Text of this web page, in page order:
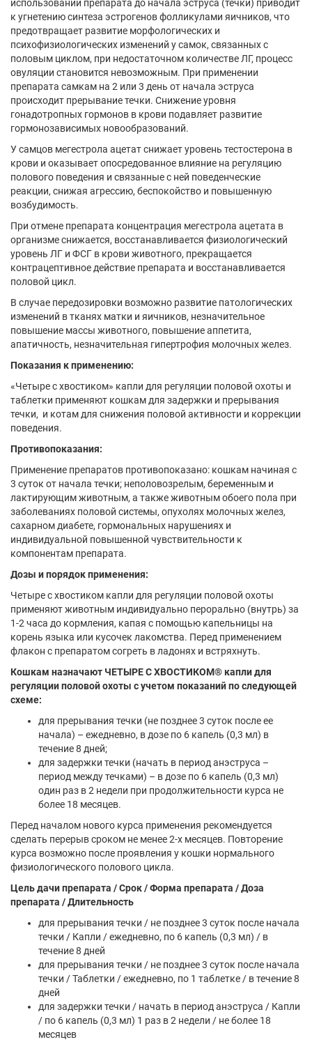
использовании препарата до начала эструса (течки) приводит
к угнетению синтеза эстрогенов фолликулами яичников, что
предотвращает развитие морфологических и
психофизиологических изменений у самок, связанных с
половым циклом, при недостаточном количестве ЛГ, процесс
овуляции становится невозможным. При применении
препарата самкам на 2 или 3 день от начала эструса
происходит прерывание течки. Снижение уровня
гонадотропных гормонов в крови подавляет развитие
гормонозависимых новообразований.
У самцов мегестрола ацетат снижает уровень тестостерона в
крови и оказывает опосредованное влияние на регуляцию
полового поведения и связанные с ней поведенческие
реакции, снижая агрессию, беспокойство и повышенную
возбудимость.
При отмене препарата концентрация мегестрола ацетата в
организме снижается, восстанавливается физиологический
уровень ЛГ и ФСГ в крови животного, прекращается
контрацептивное действие препарата и восстанавливается
половой цикл.
В случае передозировки возможно развитие патологических
изменений в тканях матки и яичников, незначительное
повышение массы животного, повышение аппетита,
апатичность, незначительная гипертрофия молочных желез.
Показания к применению:
«Четыре с хвостиком» капли для регуляции половой охоты и
таблетки применяют кошкам для задержки и прерывания
течки, и котам для снижения половой активности и коррекции
поведения.
Противопоказания:
Применение препаратов противопоказано: кошкам начиная с
3 суток от начала течки; неполовозрелым, беременным и
лактирующим животным, а также животным обоего пола при
заболеваниях половой системы, опухолях молочных желез,
сахарном диабете, гормональных нарушениях и
индивидуальной повышенной чувствительности к
компонентам препарата.
Дозы и порядок применения:
Четыре с хвостиком капли для регуляции половой охоты
применяют животным индивидуально перорально (внутрь) за
1-2 часа до кормления, капая с помощью капельницы на
корень языка или кусочек лакомства. Перед применением
флакон с препаратом согреть в ладонях и встряхнуть.
Кошкам назначают ЧЕТЫРЕ С ХВОСТИКОМ® капли для
регуляции половой охоты с учетом показаний по следующей
схеме:
для прерывания течки (не позднее 3 суток после ее
начала) – ежедневно, в дозе по 6 капель (0,3 мл) в
течение 8 дней;
для задержки течки (начать в период анэструса –
период между течками) – в дозе по 6 капель (0,3 мл)
один раз в 2 недели при продолжительности курса не
более 18 месяцев.
Перед началом нового курса применения рекомендуется
сделать перерыв сроком не менее 2-х месяцев. Повторение
курса возможно после проявления у кошки нормального
физиологического полового цикла.
Цель дачи препарата / Срок / Форма препарата / Доза
препарата / Длительность
для прерывания течки / не позднее 3 суток после начала
течки / Капли / ежедневно, по 6 капель (0,3 мл) / в
течение 8 дней
для прерывания течки / не позднее 3 суток после начала
течки / Таблетки / ежедневно, по 1 таблетке / в течение 8
дней
для задержки течки / начать в период анэструса / Капли
/ по 6 капель (0,3 мл) 1 раз в 2 недели / не более 18
месяцев